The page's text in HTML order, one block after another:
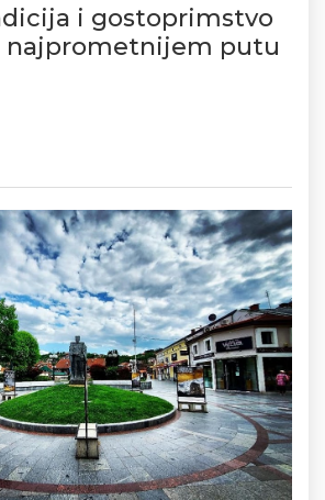
i gostoprimstvo
najprometnijem putu